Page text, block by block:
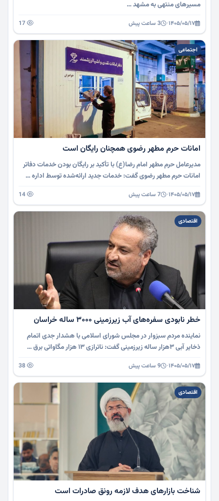
مسیرهای منتهی به مشهد …
۱۴۰۵/۰۵/۱۷· 3 ساعت پیش
اجتماعی
امانات حرم مطهر رضوی همچنان رایگان است
مدیرعامل حرم مطهر امام رضا(ع) با تأکید بر رایگان بودن خدمات دفاتر
امانات حرم مطهر رضوی گفت: خدمات جدید ارائه‌شده توسط اداره …
۱۴۰۵/۰۵/۱۷· 7 ساعت پیش
اقتصادی
خطر نابودی سفره‌های آب زیرزمینی ۳۰۰۰ ساله خراسان
نماینده مردم سبزوار در مجلس شورای اسلامی با هشدار جدی اتمام
ذخایر آبی ۳هزار ساله زیرزمینی گفت: ناترازی ۱۳ هزار مگاواتی برق …
۱۴۰۵/۰۵/۱۷· 9 ساعت پیش
اقتصادی
شناخت بازارهای هدف لازمه رونق صادرات است